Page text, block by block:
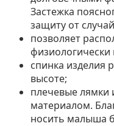
Застежка
защиту от
позволяет
спинка изделия
высоте;
плечевые лямки
материалом.
носить малыша